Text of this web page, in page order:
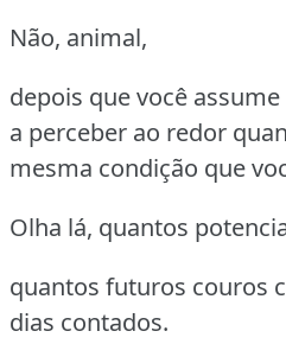
Não, animal,
depois que você
a perceber ao redor
mesma condição que
Olha lá, quantos
quantos futuros couros
dias contados.